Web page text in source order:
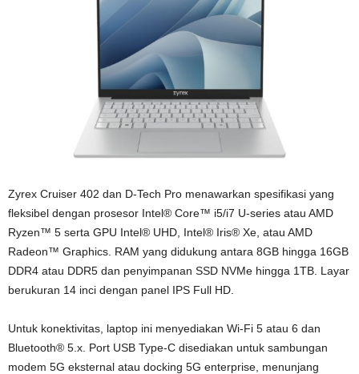
Zyrex Cruiser 402 dan D-Tech Pro menawarkan spesifikasi yang
fleksibel dengan prosesor Intel® Core™ i5/i7 U-series atau AMD
Ryzen™ 5 serta GPU Intel® UHD, Intel® Iris® Xe, atau AMD
Radeon™ Graphics. RAM yang didukung antara 8GB hingga 16GB
DDR4 atau DDR5 dan penyimpanan SSD NVMe hingga 1TB. Layar
berukuran 14 inci dengan panel IPS Full HD.
Untuk konektivitas, laptop ini menyediakan Wi-Fi 5 atau 6 dan
Bluetooth® 5.x. Port USB Type-C disediakan untuk sambungan
modem 5G eksternal atau docking 5G enterprise, menunjang